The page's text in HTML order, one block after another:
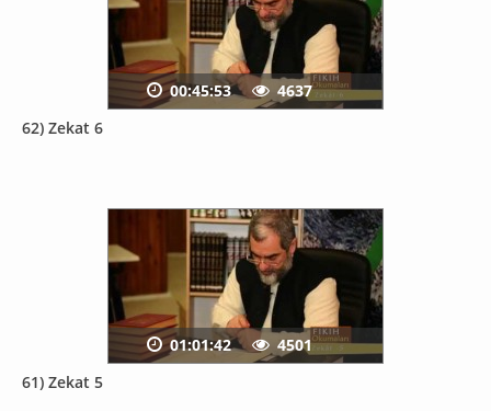
62) Zekat 6
00:45:53 4637
61) Zekat 5
01:01:42 4501